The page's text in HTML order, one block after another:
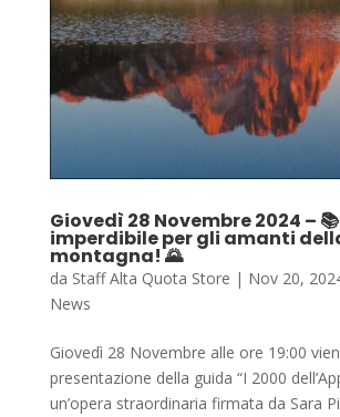
Giovedì 28 Novembre 2024 –
imperdibile per gli amanti
montagna! 🌄
da Staff Alta Quota Store | Nov 20,
News
Giovedì 28 Novembre alle ore 19:00
presentazione della guida “I 2000
un’opera straordinaria firmata da Sara